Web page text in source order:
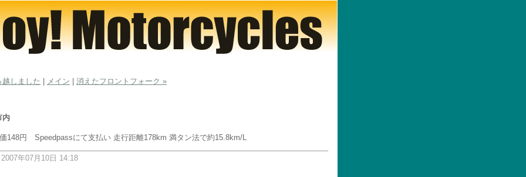
しました メイン
消えたフロントフォーク »
内
148円 Speedpassにて支払い 走行距離178km 満タン法で約15.8km/L
年07月10日 14:18